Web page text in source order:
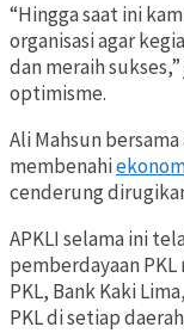
“Hingga saat ini
organisasi agar
dan meraih
optimisme.
Ali Mahsun
membenahi
cenderung
APKLI selama ini
pemberdayaan
PKL, Bank Kaki
PKL di setiap